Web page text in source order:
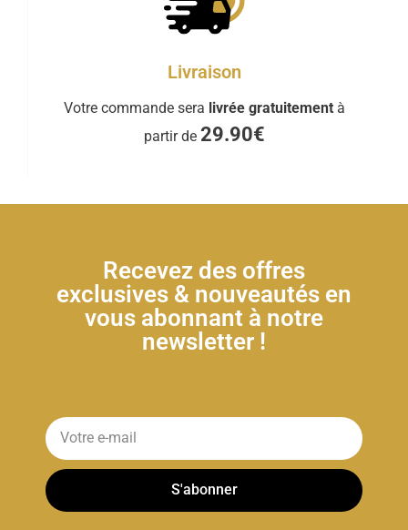
Livraison
Votre commande sera livrée gratuitement à
partir de 29.90€
Recevez des offres
exclusives & nouveautés en
vous abonnant à notre
newsletter !
S'abonner